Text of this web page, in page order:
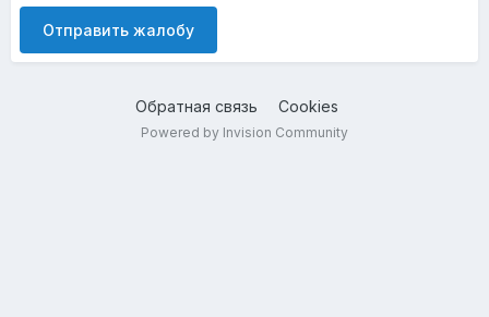
Отправить жалобу
Обратная связь Cookies
Powered by Invision Community